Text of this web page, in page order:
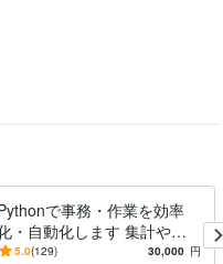
で事務・作業を効率
・自動化します 集計やデ
ータ抽出、整理、ファイル操
5.0(129) 30,000 円